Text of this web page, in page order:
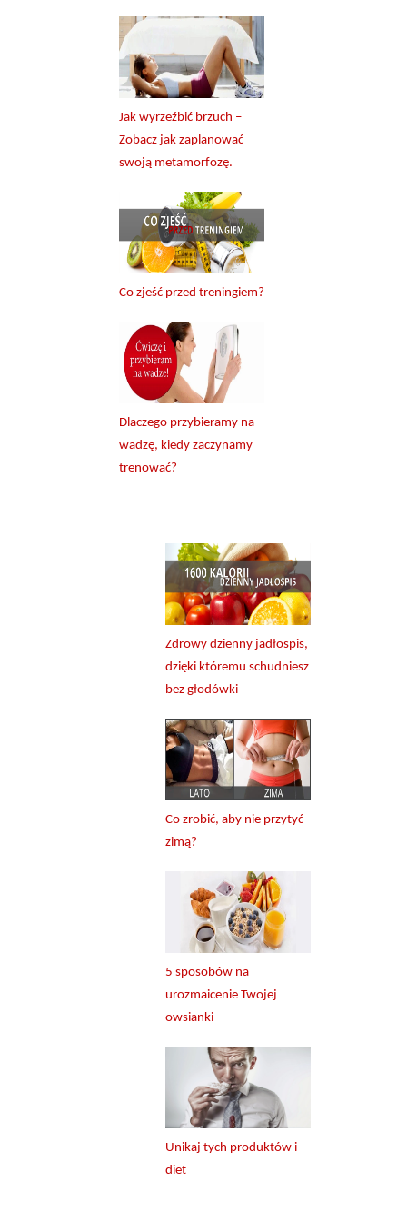
Jak wyrzeźbić brzuch –
Zobacz jak zaplanować
swoją metamorfozę.
Co zjeść przed treningiem?
Dlaczego przybieramy na
wadzę, kiedy zaczynamy
trenować?
Zdrowy dzienny jadłospis,
dzięki któremu schudniesz
bez głodówki
Co zrobić, aby nie przytyć
zimą?
5 sposobów na
urozmaicenie Twojej
owsianki
Unikaj tych produktów i
diet